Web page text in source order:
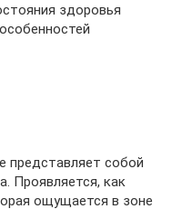
здоровья
представляет собой
Проявляется, как
ощущается в зоне